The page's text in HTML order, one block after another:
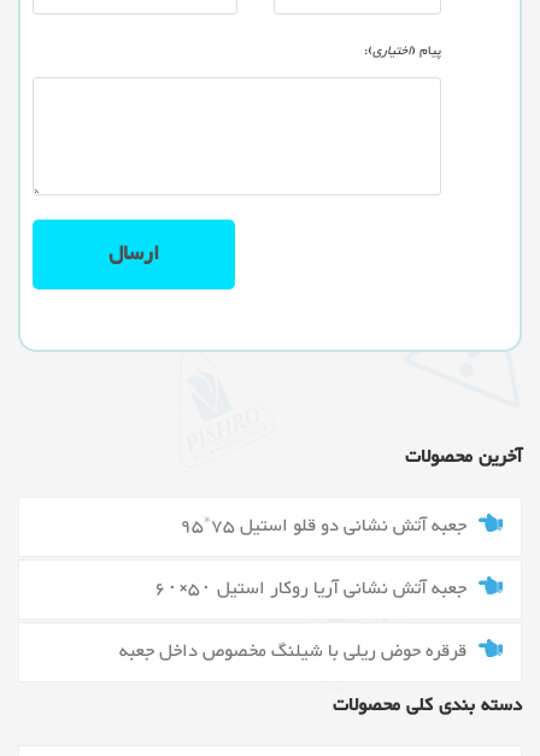
پیام (اختیاری):
آخرین محصولات
جعبه آتش نشانی دو قلو استیل 75*95
جعبه آتش نشانی آریا روکار استیل ۵۰×۶۰
قرقره حوض ریلی با شیلنگ مخصوص داخل جعبه
دسته بندی کلی محصولات